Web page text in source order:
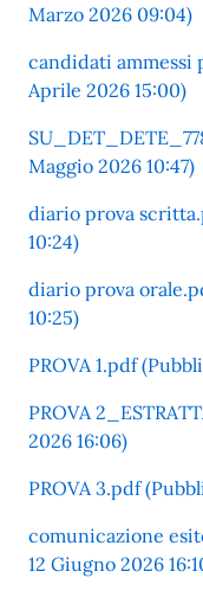
Marzo 2026 09:04)
candidati ammessi
Aprile 2026 15:00)
Maggio 2026 10:47)
diario prova
10:24)
diario prova
10:25)
PROVA 1.pdf
PROVA
2026 16:06)
PROVA 3.pdf
comunicazione
12 Giugno 2026